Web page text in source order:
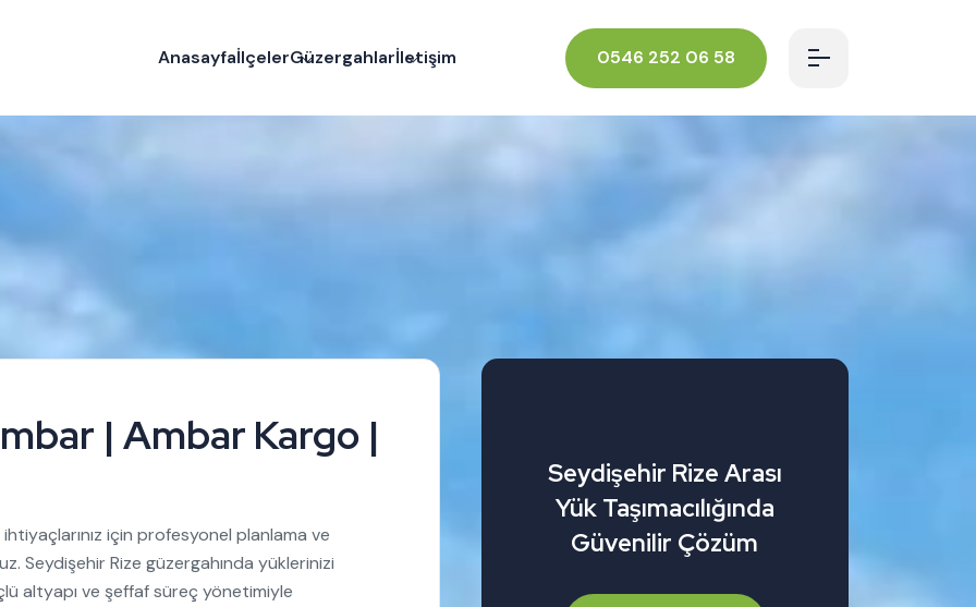
AnasayfaİlçelerGüzergahlarİletişim 0546 252 06 58
| Ambar Kargo |
ihtiyaçlarınız için profesyonel planlama ve
Seydişehir Rize güzergahında yüklerinizi
altyapı ve şeffaf süreç yönetimiyle
Seydişehir Rize Arası
Yük Taşımacılığında
Güvenilir Çözüm